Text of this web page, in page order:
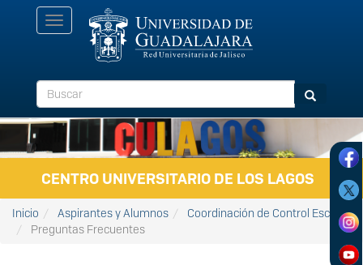
Pasar al contenido principal
Toggle
navigation
Buscar
Buscar
CENTRO UNIVERSITARIO DE LOS LAGOS
Inicio Aspirantes y Alumnos
Coordinación de Control Escolar
Preguntas Frecuentes